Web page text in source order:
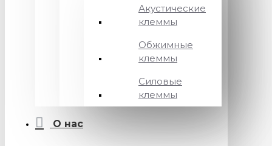
Акустические
клеммы
Обжимные
клеммы
Силовые
клеммы
О нас